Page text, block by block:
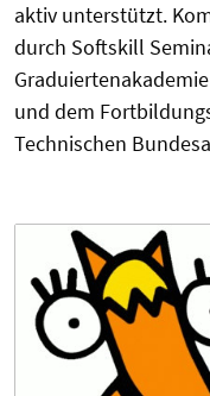
aktiv unterstützt.
durch Softskill
und dem
Technischen